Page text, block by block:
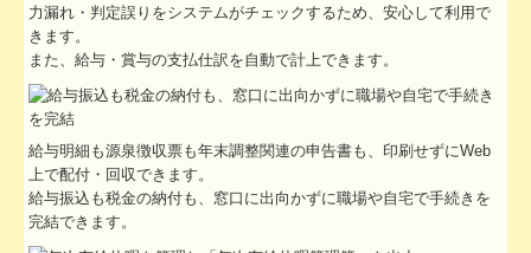
力漏れ・判定誤りをシステムがチェックするため、安心して利用で
きます。
また、給与・賞与の支払仕訳を自動で計上できます。
給与明細も源泉徴収票も年末調整関連の申告書も、印刷せずにWeb
上で配付・回収できます。
給与振込も税金の納付も、窓口に出向かずに職場や自宅で手続きを
完結できます。